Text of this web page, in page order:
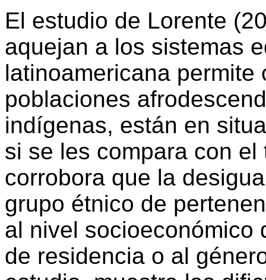
El estudio de Lorente
aquejan a los sistemas
latinoamericana
poblaciones
indígenas, están en
si se les compara con
corrobora que la
grupo étnico de
al nivel socioeconómico
de residencia o al